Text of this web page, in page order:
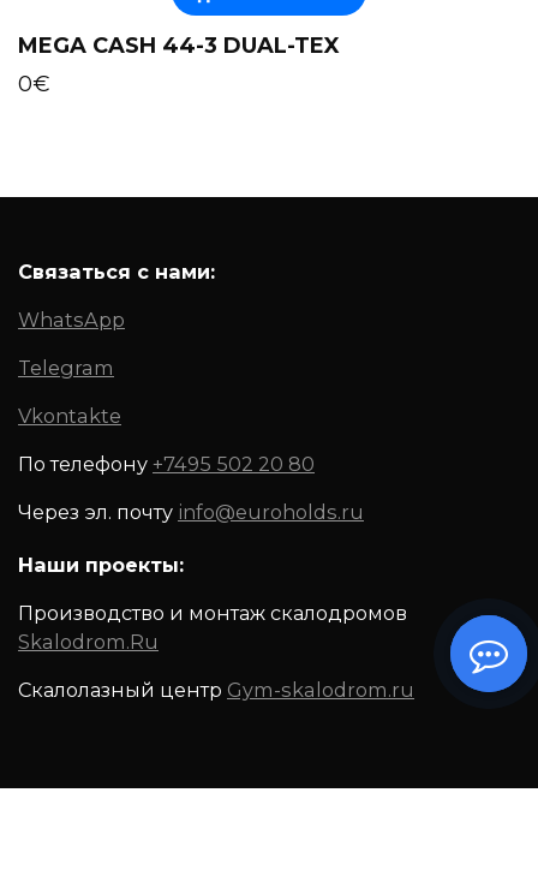
MEGA CASH 44-3 DUAL-TEX
0€
Связаться с нами:
WhatsApp
Telegram
Vkontakte
По телефону +7495 502 20 80
Через эл. почту info@euroholds.ru
Наши проекты:
Производство и монтаж скалодромов
Skalodrom.Ru
Скалолазный центр Gym-skalodrom.ru